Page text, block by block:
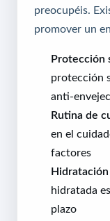
preocupéis.
promover un
Protección
protección
anti-
Rutina de
en el
factores
Hidratación
hidratada
plazo